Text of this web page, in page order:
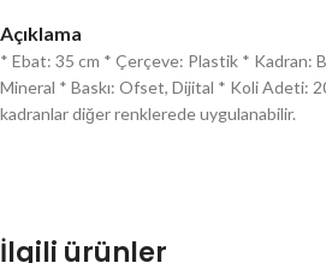
Açıklama
* Ebat: 35 cm * Çerçeve: Plastik * Kadran:
Mineral * Baskı: Ofset, Dijital * Koli Adeti:
kadranlar diğer renklerede uygulanabilir.
İlgili ürünler